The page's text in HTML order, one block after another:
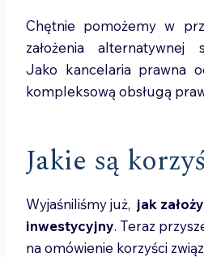
Chętnie pomożemy w
założenia alternatywnej
Jako kancelaria prawna
kompleksową obsługą
Jakie są
Wyjaśniliśmy już, jak
inwestycyjny. Teraz
na omówienie korzyści